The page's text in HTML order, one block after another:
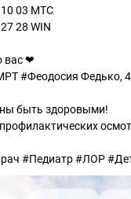
10 03 МТС
28 WIN
вас ❤
#Феодосия Федько,
быть здоровыми!
#Педиатр #ЛОР